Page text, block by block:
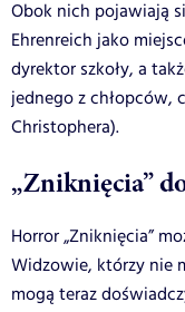
Obok nich pojawiają
Ehrenreich jako
dyrektor szkoły, a
jednego z chłopców,
Christophera).
„Zniknięcia”
Horror „Zniknięcia”
Widzowie, którzy nie
mogą teraz